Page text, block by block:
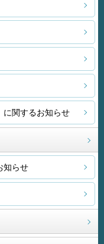
に関するお知らせ
知らせ